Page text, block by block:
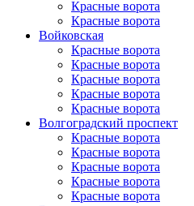
Красные ворота
Красные ворота
Войковская
Красные ворота
Красные ворота
Красные ворота
Красные ворота
Красные ворота
Волгоградский проспект
Красные ворота
Красные ворота
Красные ворота
Красные ворота
Красные ворота